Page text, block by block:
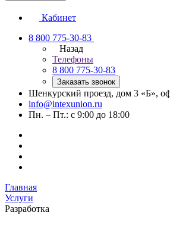
Кабинет
8 800 775-30-83
Назад
Телефоны
8 800 775-30-83
Заказать звонок
Шенкурский проезд, дом 3 «Б»,
info@intexunion.ru
Пн. – Пт.: с 9:00 до 18:00
Главная
Услуги
Разработка